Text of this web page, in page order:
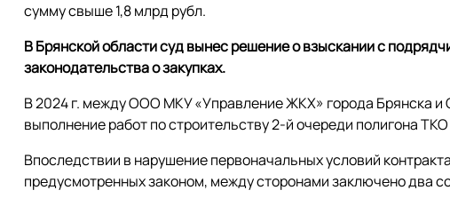
сумму свыше 1,8 млрд рубл.
В Брянской области суд вынес решение о взыскании с
законодательства о закупках.
В 2024 г. между ООО МКУ «Управление ЖКХ» города Брянска и
выполнение работ по строительству 2-й очереди полигона
Впоследствии в нарушение первоначальных условий
предусмотренных законом, между сторонами заключено два